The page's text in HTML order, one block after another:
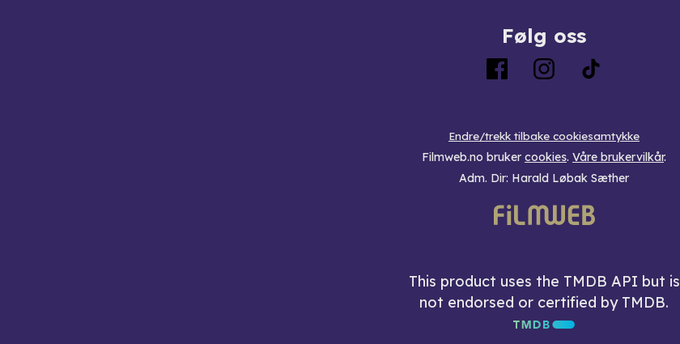
Følg oss
Endre/trekk tilbake cookiesamtykke
Filmweb.no bruker cookies. Våre brukervilkår.
Adm. Dir: Harald Løbak Sæther
This product uses the TMDB API but is
not endorsed or certified by TMDB.